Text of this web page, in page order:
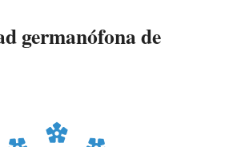
germanófona de